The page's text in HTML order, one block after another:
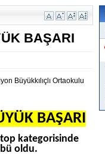
BAŞARI
Büyükkılıçlı Ortaokulu
BAŞARI
kategorisinde
oldu.